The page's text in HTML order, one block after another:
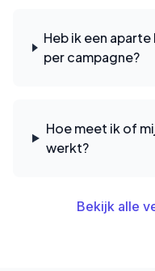
Heb ik een
per campagne?
Hoe meet ik of
werkt?
Bekijk alle